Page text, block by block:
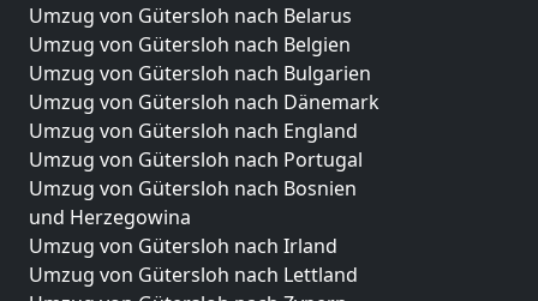
Umzug von Gütersloh nach Belarus
Umzug von Gütersloh nach Belgien
Umzug von Gütersloh nach Bulgarien
Umzug von Gütersloh nach Dänemark
Umzug von Gütersloh nach England
Umzug von Gütersloh nach Portugal
Umzug von Gütersloh nach Bosnien
und Herzegowina
Umzug von Gütersloh nach Irland
Umzug von Gütersloh nach Lettland